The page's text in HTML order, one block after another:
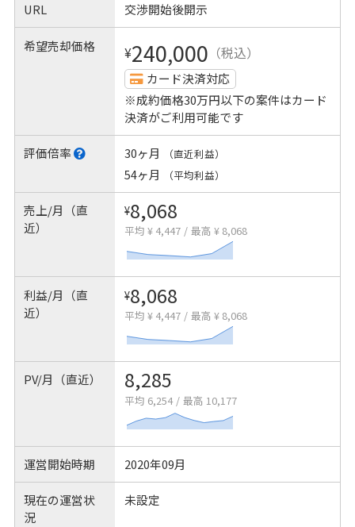
URL 交渉開始後開示
希望売却価格 ¥240,000 （税込）
カード決済対応
※成約価格30万円以下の案件はカード
決済がご利用可能です
評価倍率 30ヶ月 （直近利益）
54ヶ月 （平均利益）
売上/月（直
近）
¥8,068
平均 ¥ 4,447 / 最高 ¥ 8,068
利益/月（直
近）
¥8,068
平均 ¥ 4,447 / 最高 ¥ 8,068
PV/月（直近） 8,285
平均 6,254 / 最高 10,177
運営開始時期 2020年09月
現在の運営状
況
未設定